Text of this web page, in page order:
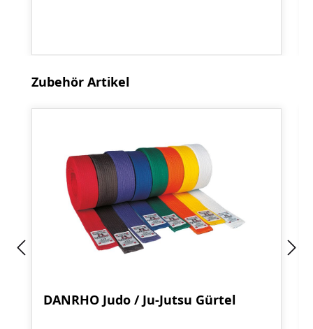
Produktgalerie überspringen
Zubehör Artikel
DANRHO Judo / Ju-Jutsu Gürtel